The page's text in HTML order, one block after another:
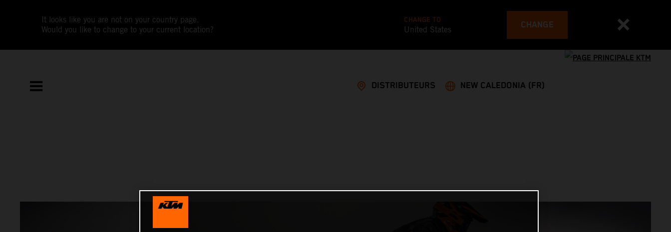
It looks like you are not on your country page.
Would you like to change to your current location?
CHANGE TO
United States CHANGE
DISTRIBUTEURS NEW CALEDONIA (FR)